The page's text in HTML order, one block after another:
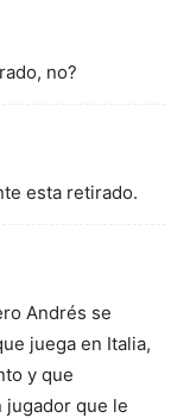
no?
esta retirado.
Andrés se
juega en Italia,
y que
jugador que le